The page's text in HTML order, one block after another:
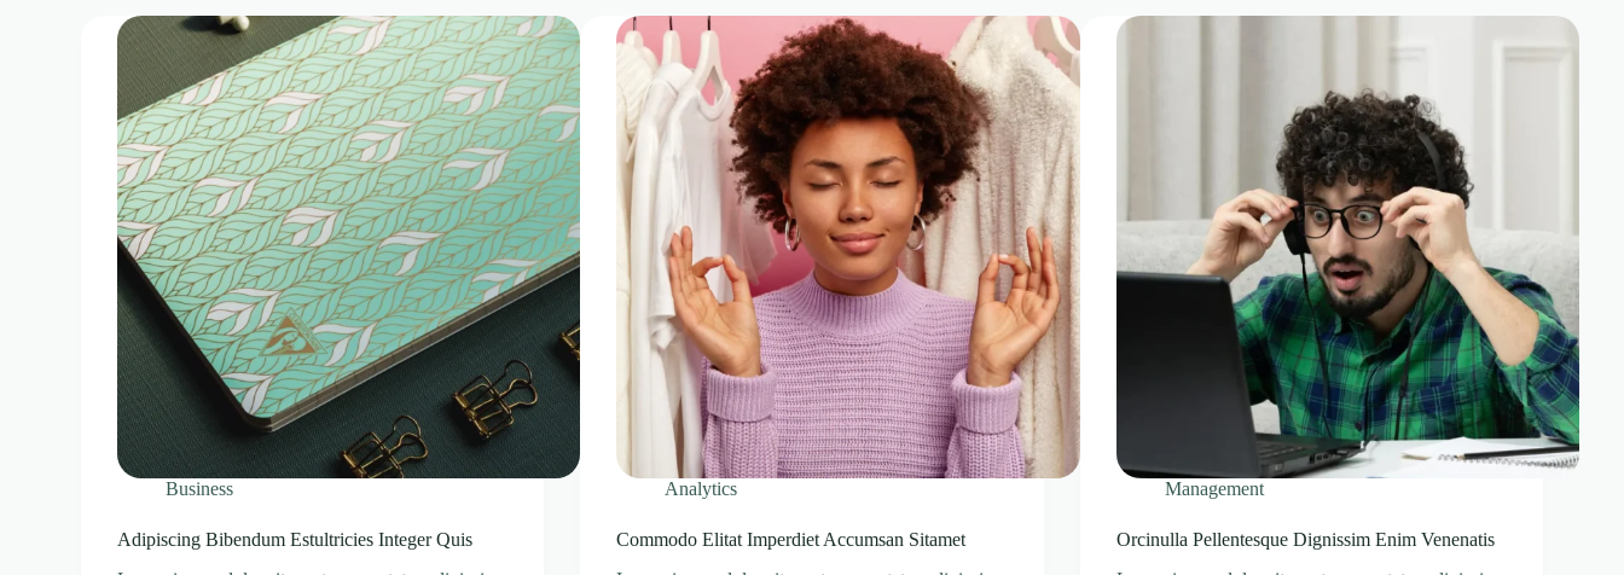
Business
Adipiscing Bibendum Estultricies Integer Quis
Analytics
Commodo Elitat Imperdiet Accumsan Sitamet
Management
Orcinulla Pellentesque Dignissim Enim Venenatis